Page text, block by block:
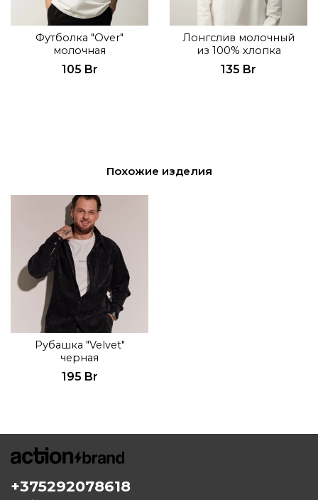
Футболка "Over"
молочная
105 Br
Лонгслив молочный
из 100% хлопка
135 Br
Похожие изделия
Рубашка "Velvet"
черная
195 Br
+375292078618